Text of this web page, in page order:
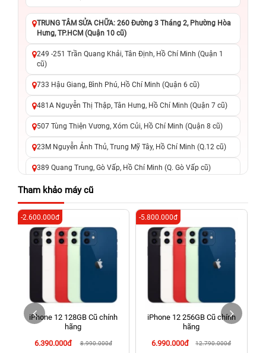
TRUNG TÂM SỬA CHỮA: 260 Đường 3 Tháng 2, Phường Hòa
Hưng, TP.HCM (Quận 10 cũ)
249 -251 Trần Quang Khải, Tân Định, Hồ Chí Minh (Quận 1
cũ)
733 Hậu Giang, Bình Phú, Hồ Chí Minh (Quận 6 cũ)
481A Nguyễn Thị Thập, Tân Hưng, Hồ Chí Minh (Quận 7 cũ)
507 Tùng Thiện Vương, Xóm Củi, Hồ Chí Minh (Quận 8 cũ)
23M Nguyễn Ảnh Thủ, Trung Mỹ Tây, Hồ Chí Minh (Q.12 cũ)
389 Quang Trung, Gò Vấp, Hồ Chí Minh (Q. Gò Vấp cũ)
625 - 625A Âu Cơ, Tân Phú, Hồ Chí Minh (Quận Tân Phú cũ)
326 Lê Văn Việt, Tăng Nhơn Phú, Hồ Chí Minh (Q.9 TP. Thủ
Đức cũ)
256 Võ Văn Ngân, Thủ Đức, Hồ Chí Minh (Bình Thọ, TP. Thủ
70 Nguyễn An Ninh, Dĩ An, Hồ Chí Minh (Bình Dương Cũ)
Tàu cũ)
198 Hoàng Văn Thụ, Tân Sơn Nhất, Hồ Chí Minh (Tân Bình
Tham khảo máy cũ
iPhone 12 128GB Cũ chính
hãng
6.390.000đ
8.990.000đ
-2.600.000đ
iPhone 12 256GB Cũ chính
hãng
6.990.000đ
12.790.000đ
-5.800.000đ